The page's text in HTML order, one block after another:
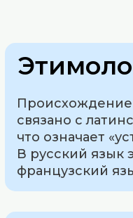
Происхождение
связано с
что означает
В русский язык
французский